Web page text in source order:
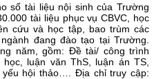
số tài liệu nội sinh của Trường
tài liệu phục vụ CBVC, học
cứu và học tập, bao trùm các
đang đào tạo tại Trường.
năm, gồm: Đề tài/ công trình
luận văn ThS, luận án TS,
yếu hội thảo…. Địa chỉ truy cập: